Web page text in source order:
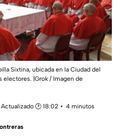
Sixtina, ubicada en la Ciudad del
electores. |Grok / Imagen de
| Actualizado 🕑 18:02
4 minutos